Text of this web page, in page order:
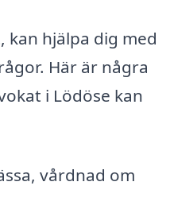
kan hjälpa dig med
Här är några
i Lödöse kan
vårdnad om